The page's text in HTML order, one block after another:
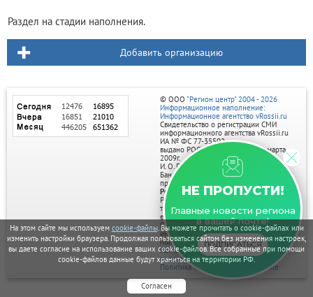
На этом сайте мы используем cookie-файлы. Вы можете прочитать о cookie-файлах или
изменить настройки браузера. Продолжая пользоваться сайтом без изменения настроек,
вы даете согласие на использование ваших cookie-файлов. Все собранные при помощи
cookie-файлов данные будут храниться на территории РФ.
Согласен
Раздел на стадии наполнения.
Добавить организацию
НЕ ПРОПУСТИ!
Главные новости региона
в вашей почте!
ПОДПИСАТЬСЯ
© ООО "Регион центр" 2004 - 2026
Информационное наполнение:
Информационное агентство vRossii.ru
Свидетельство о регистрации СМИ
информационного агентства vRossii.ru
ИА № ФС 77‑35502
выдано РОСКОМНАДЗОРом 04 марта
2009г.
И. О. Главного редактора Нарыков А. Н.
Баннеры на портале размещаются на
правах рекламы.
Реклама на портале:
Рекламное агентство "Умный маркетинг"
тел. 7-910-267-70-40,
email: umnyy.marketing@yandex.ru
Отдельные публикации могут содержать
информацию, не предназначенную для
пользователей до 18 лет.
Политика в отношении обработки
персональных данных
Политика обработки файлов cookie